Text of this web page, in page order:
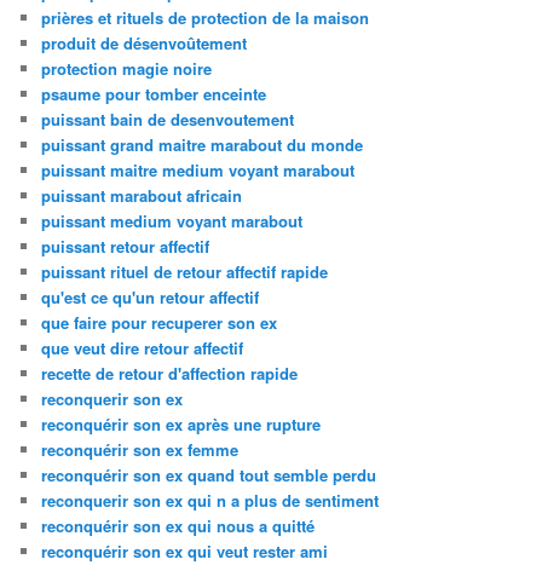
prières et rituels de protection de la maison
produit de désenvoûtement
protection magie noire
psaume pour tomber enceinte
puissant bain de desenvoutement
puissant grand maitre marabout du monde
puissant maitre medium voyant marabout
puissant marabout africain
puissant medium voyant marabout
puissant retour affectif
puissant rituel de retour affectif rapide
qu'est ce qu'un retour affectif
que faire pour recuperer son ex
que veut dire retour affectif
recette de retour d'affection rapide
reconquerir son ex
reconquérir son ex après une rupture
reconquérir son ex femme
reconquérir son ex quand tout semble perdu
reconquerir son ex qui n a plus de sentiment
reconquérir son ex qui nous a quitté
reconquérir son ex qui veut rester ami